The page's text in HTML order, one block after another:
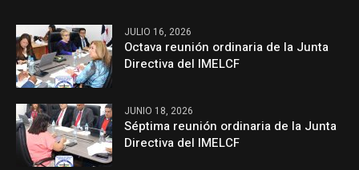
JULIO 16, 2026
Octava reunión ordinaria de la Junta
Directiva del IMELCF
JUNIO 18, 2026
Séptima reunión ordinaria de la Junta
Directiva del IMELCF